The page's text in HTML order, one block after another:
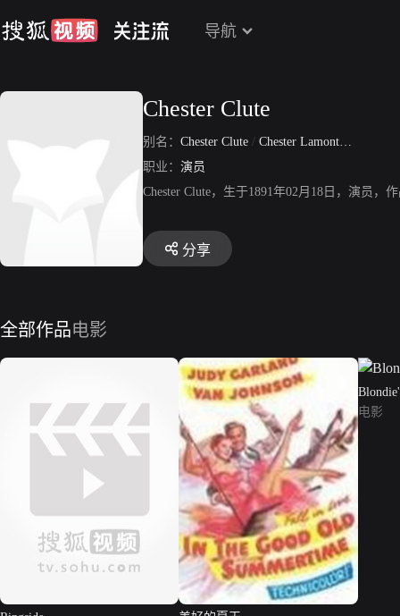
导航
Chester Clute
别名： Chester Clute / Chester Lamont Clute
职业： 演员
Chester Clute，生于1891年02月18日，演员，
分享
全部作品电影
电影